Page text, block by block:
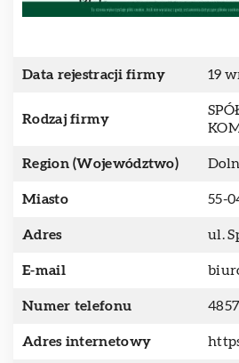
Data rejestracji firmy 19
Rodzaj firmy
Region (Województwo)
Miasto 55-
Adres ul.
E-mail
Numer telefonu
Adres internetowy